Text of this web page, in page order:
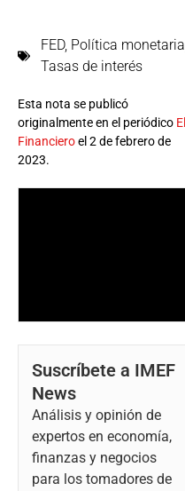
FED, Política monetaria
Tasas de interés
Esta nota se publicó
originalmente en el periódico El
Financieroel 2 de febrero de
2023.
Suscríbete a IMEF
News
Análisis y opinión de
expertos en economía,
finanzas y negocios
para los tomadores de